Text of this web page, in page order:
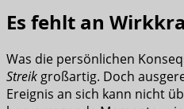
Es fehlt an
Was die persönlichen
Streikgroßartig. Doch
Ereignis an sich kann nicht